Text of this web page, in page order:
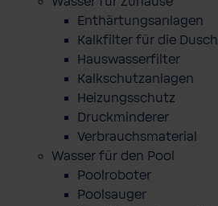
Enthärtungsanlagen
Kalkfilter für die
Hauswasserfilter
Kalkschutzanlagen
Heizungsschutz
Druckminderer
Verbrauchsmaterial
Wasser für den Pool
Poolroboter
Poolsauger